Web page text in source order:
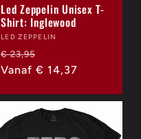
Led Zeppelin Unisex T-
Shirt: Inglewood
Verkoper:
LED ZEPPELIN
Normale
prijs
€ 23,95
Vanaf € 14,37